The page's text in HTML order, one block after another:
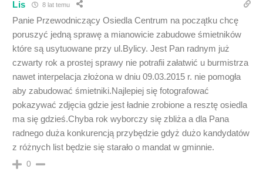
Lis 8 lat temu
Panie Przewodniczący Osiedla Centrum na początku chcę
poruszyć jedną sprawę a mianowicie zabudowe śmietników
które są usytuowane przy ul.Bylicy. Jest Pan radnym już
czwarty rok a prostej sprawy nie potrafii załatwić u burmistrza
nawet interpelacja złożona w dniu 09.03.2015 r. nie pomogła
aby zabudować śmietniki.Najlepiej się fotografować
pokazywać zdjęcia gdzie jest ładnie zrobione a resztę osiedla
ma się gdzieś.Chyba rok wyborczy się zbliża a dla Pana
radnego duża konkurencją przybędzie gdyż dużo kandydatów
z różnych list będzie się starało o mandat w gminnie.
0